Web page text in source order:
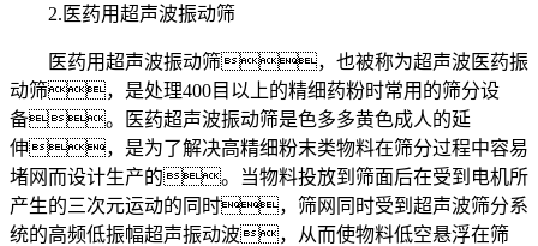
2.医药用超声波振动筛
医药用超声波振动筛，也被称为超声波医药振
动筛，是处理400目以上的精细药粉时常用的筛分设
备。医药超声波振动筛是色多多黄色成人的延
伸，是为了解决高精细粉末类物料在筛分过程中容易
堵网而设计生产的。当物料投放到筛面后在受到电机所
产生的三次元运动的同时，筛网同时受到超声波筛分系
统的高频低振幅超声振动波，从而使物料低空悬浮在筛